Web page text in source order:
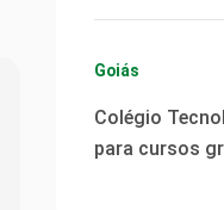
Goiás
Colégio
para cursos